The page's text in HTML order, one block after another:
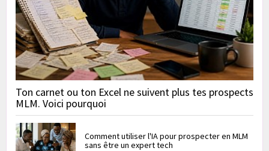
Ton carnet ou ton Excel ne suivent plus tes prospects
MLM. Voici pourquoi
Comment utiliser l'IA pour prospecter en MLM
sans être un expert tech